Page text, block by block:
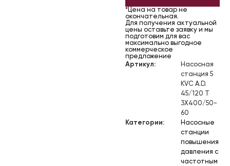
*Цена на товар не
окончательная.
Для получения актуальной
цены оставьте заявку и мы
подготовим для вас
максимально выгодное
коммерческое
предложение
Артикул:
Насосная
станция 5
KVC A.D.
45/120 T
3X400/50-
60
Категории:
Насосные
станции
повышения
давления с
частотным